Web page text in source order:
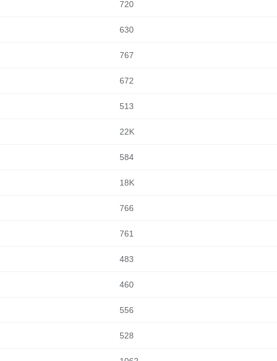
720
630
767
672
513
22K
584
18K
766
761
483
460
556
528